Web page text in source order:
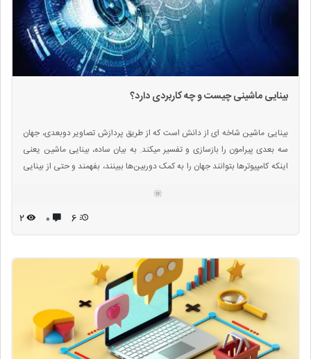
بینایی ماشینی چیست و چه کاربردی دارد؟
بینایی ماشین شاخه ای از دانش است که از طریق پردازش تصاویر دوبعدی، جهان
سه بعدی پیرامون را بازسازی و تفسیر میکند. به بیان ساده، بینایی ماشین یعنی
اینکه کامپیوترها بتوانند جهان را به کمک دوربین‌ها ببینند، بفهمند و حتی از بینایی
جای انسان ببیند، مورد استفاده قرار گیرد.
6 ۰ ۲